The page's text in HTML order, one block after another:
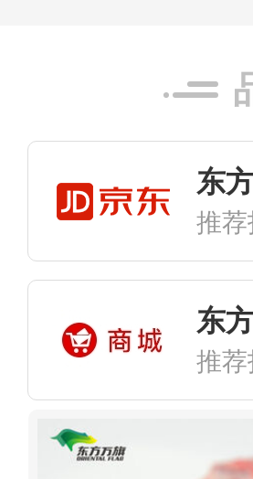
东
推
东
推